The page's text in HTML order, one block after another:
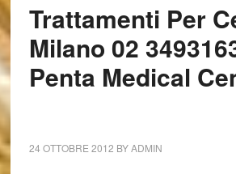
Trattamenti Per
Milano 02
Penta Medical
24 OTTOBRE 2012 BYADMIN